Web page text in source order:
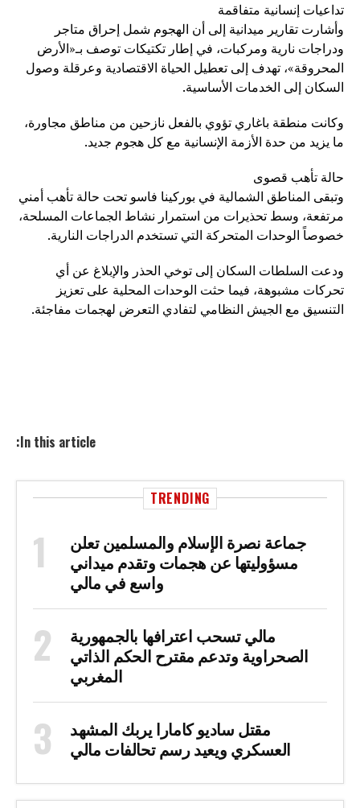
تداعيات إنسانية متفاقمة
وأشارت تقارير ميدانية إلى أن الهجوم شمل إحراق متاجر
ودراجات نارية ومركبات، في إطار تكتيكات توصف بـ«الأرض
المحروقة»، تهدف إلى تعطيل الحياة الاقتصادية وعرقلة وصول
السكان إلى الخدمات الأساسية.
وكانت منطقة باغاري تؤوي بالفعل نازحين من مناطق مجاورة،
ما يزيد من حدة الأزمة الإنسانية مع كل هجوم جديد.
حالة تأهب قصوى
وتبقى المناطق الشمالية في بوركينا فاسو تحت حالة تأهب أمني
مرتفعة، وسط تحذيرات من استمرار نشاط الجماعات المسلحة،
خصوصاً الوحدات المتحركة التي تستخدم الدراجات النارية.
ودعت السلطات السكان إلى توخي الحذر والإبلاغ عن أي
تحركات مشبوهة، فيما حثت الوحدات المحلية على تعزيز
التنسيق مع الجيش النظامي لتفادي التعرض لهجمات مفاجئة.
In this article:
TRENDING
جماعة نصرة الإسلام والمسلمين تعلن
مسؤوليتها عن هجمات وتقدم ميداني
واسع في مالي
مالي تسحب اعترافها بالجمهورية
الصحراوية وتدعم مقترح الحكم الذاتي
المغربي
مقتل ساديو كامارا يربك المشهد
العسكري ويعيد رسم تحالفات مالي